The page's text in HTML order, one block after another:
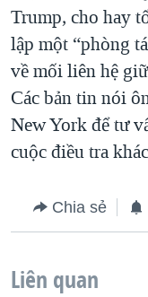
Trump, cho hay
lập một “phòng
về mối liên hệ
Các bản tin nói
New York để tư
cuộc điều tra
Chia sẻ
Liên quan